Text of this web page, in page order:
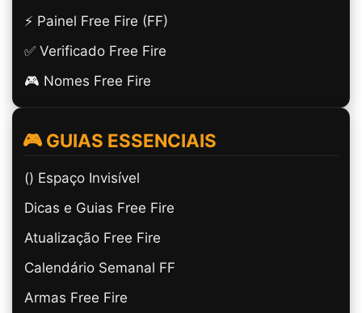
⚡ Painel Free Fire (FF)
✅ Verificado Free Fire
🎮 Nomes Free Fire
🎮 GUIAS ESSENCIAIS
(ㅤ) Espaço Invisível
Dicas e Guias Free Fire
Atualização Free Fire
Calendário Semanal FF
Armas Free Fire